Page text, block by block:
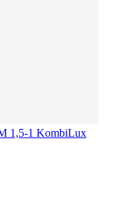
1,5-1 KombiLux